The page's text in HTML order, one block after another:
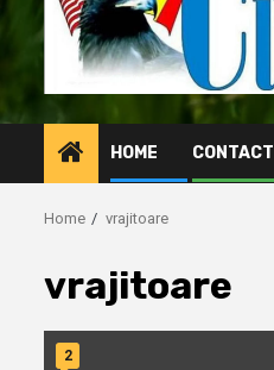
HOME CONTACT
Home vrajitoare
vrajitoare
2